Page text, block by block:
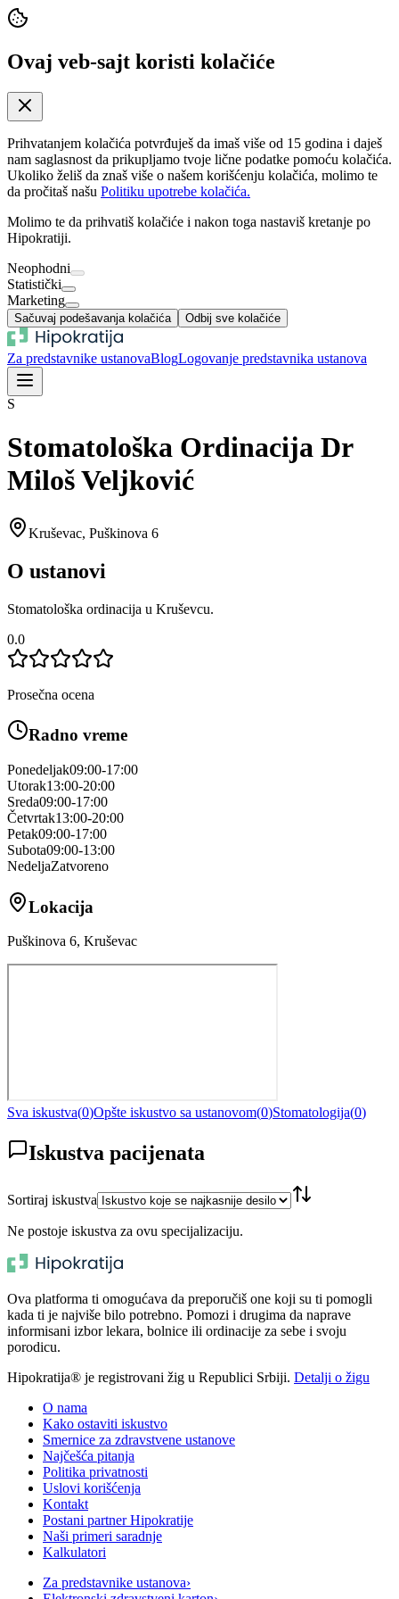
Ovaj veb-sajt koristi kolačiće
Prihvatanjem kolačića potvrđuješ da imaš više od 15 godina i daješ
nam saglasnost da prikupljamo tvoje lične podatke pomoću kolačića.
Ukoliko želiš da znaš više o našem korišćenju kolačića, molimo te
da pročitaš našu Politiku upotrebe kolačića.
Molimo te da prihvatiš kolačiće i nakon toga nastaviš kretanje po
Hipokratiji.
Neophodni
Statistički
Marketing
Sačuvaj podešavanja kolačića Odbij sve kolačiće
Za predstavnike ustanovaBlogLogovanje predstavnika ustanova
S
Stomatološka Ordinacija Dr
Miloš Veljković
Kruševac, Puškinova 6
O ustanovi
Stomatološka ordinacija u Kruševcu.
0.0
Prosečna ocena
Radno vreme
Ponedeljak09:00-17:00
Utorak13:00-20:00
Sreda09:00-17:00
Četvrtak13:00-20:00
Petak09:00-17:00
Subota09:00-13:00
NedeljaZatvoreno
Lokacija
Puškinova 6, Kruševac
Sva iskustva(0)Opšte iskustvo sa ustanovom(0)Stomatologija(0)
Iskustva pacijenata
Sortiraj iskustva
Ne postoje iskustva za ovu specijalizaciju.
Ova platforma ti omogućava da preporučiš one koji su ti pomogli
kada ti je najviše bilo potrebno. Pomozi i drugima da naprave
informisani izbor lekara, bolnice ili ordinacije za sebe i svoju
porodicu.
Hipokratija® je registrovani žig u Republici Srbiji. Detalji o žigu
O nama
Kako ostaviti iskustvo
Smernice za zdravstvene ustanove
Najčešća pitanja
Politika privatnosti
Uslovi korišćenja
Kontakt
Postani partner Hipokratije
Naši primeri saradnje
Kalkulatori
Za predstavnike ustanova›